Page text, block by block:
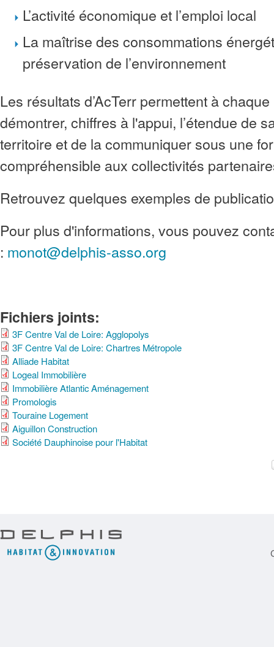
L’activité économique et l’emploi local
La maîtrise des consommations
préservation de l’environnement
Les résultats d’AcTerr permettent à
démontrer, chiffres à l'appui, l’étendue de
territoire et de la communiquer sous une
compréhensible aux collectivités
Retrouvez quelques exemples de
Pour plus d'informations, vous pouvez
: monot@delphis-asso.org
Fichiers joints:
3F Centre Val de Loire: Agglopolys
3F Centre Val de Loire: Chartres Métropole
Alliade Habitat
Logeal Immobilière
Immobilière Atlantic Aménagement
Promologis
Touraine Logement
Aiguillon Construction
Société Dauphinoise pour l'Habitat